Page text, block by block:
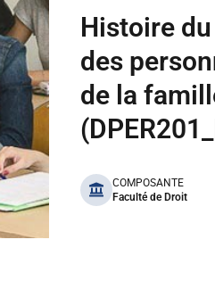
Histoire
des
de la
benefits
COMPOSANTE
Faculté de Droit